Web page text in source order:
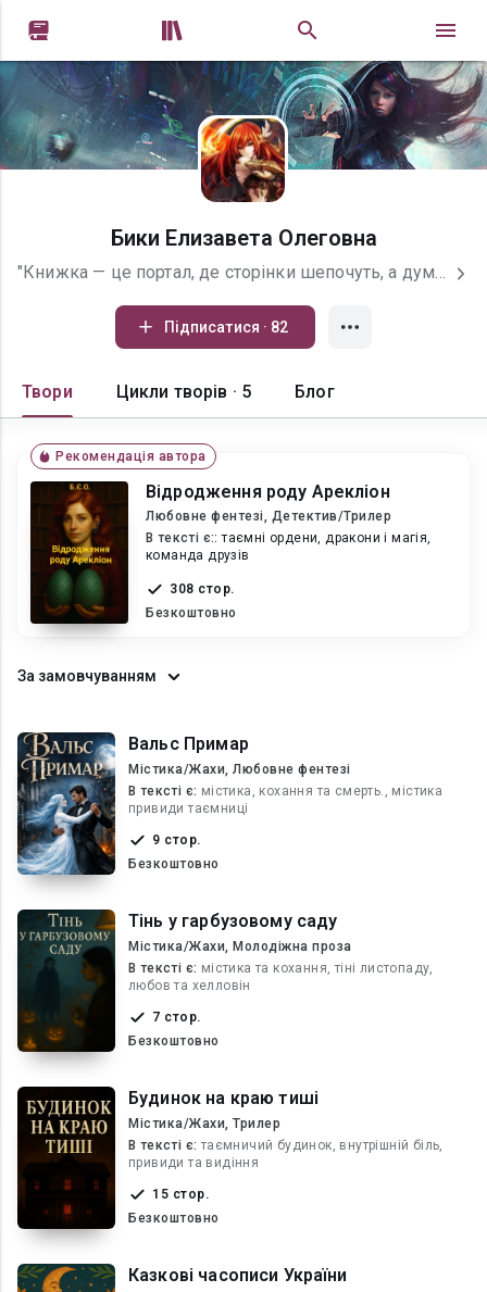
 
Бики Елизавета Олеговна
"Книжка — це портал, де сторінки шепочуть, а думки летять. У ній немає гравітації звичного світу — лише орбіти уяви, що ведуть туди, де ти ще не був, але завжди належав."
Підписатися · 82
Твори Цикли творів · 5 Блог
Рекомендація автора
Відродження роду Арекліон
Любовне фентезі, Детектив/Трилер
В текcті є:: таємні ордени, дракони і магія,
команда друзів
308 стор.
Безкоштовно
За замовчуванням
Вальс Примар
Містика/Жахи, Любовне фентезі
В текcті є: містика, кохання та смерть., містика
привиди таємниці
9 стор.
Безкоштовно
Тінь у гарбузовому саду
Містика/Жахи, Молодіжна проза
В текcті є: містика та кохання, тіні листопаду,
любов та хелловін
7 стор.
Безкоштовно
Будинок на краю тиші
Містика/Жахи, Трилер
В текcті є:таємничий будинок, внутрішній біль,
привиди та видіння
15 стор.
Безкоштовно
Казкові часописи України